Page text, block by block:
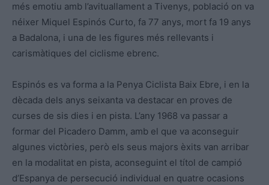
més emotiu amb l’avituallament a Tivenys, població on va
néixer Miquel Espinós Curto, fa 77 anys, mort fa 19 anys
a Badalona, i una de les figures més rellevants i
carismàtiques del ciclisme ebrenc.
Espinós es va forma a la Penya Ciclista Baix Ebre, i en la
dècada dels anys seixanta va destacar en proves de
curses de sis dies i en pista. L’any 1968 va passar a
formar del Picadero Damm, amb el que va aconseguir
algunes victòries, però els seus majors èxits van arribar
en la modalitat en pista, aconseguint el títol de campió
d’Espanya de persecució individual en quatre ocasions